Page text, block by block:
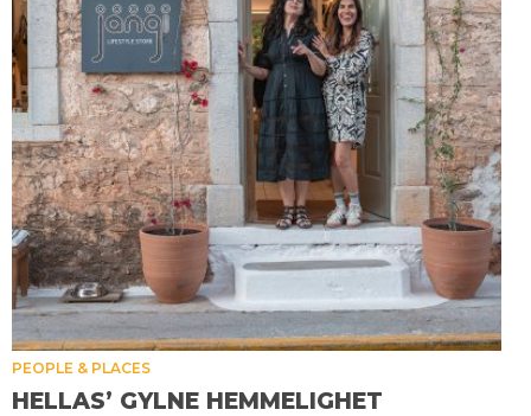
PEOPLE & PLACES
HELLAS’ GYLNE HEMMELIGHET